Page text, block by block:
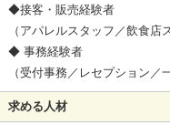
◆接客・販売経験者
（アパレルスタッフ／飲食店
◆ 事務経験者
（受付事務／レセプション／
求める人材